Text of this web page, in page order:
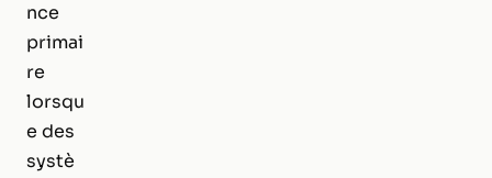
nce
primai
re
lorsqu
e des
systè